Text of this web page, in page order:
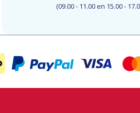
(09.00 - 11.00 en 15.00 -